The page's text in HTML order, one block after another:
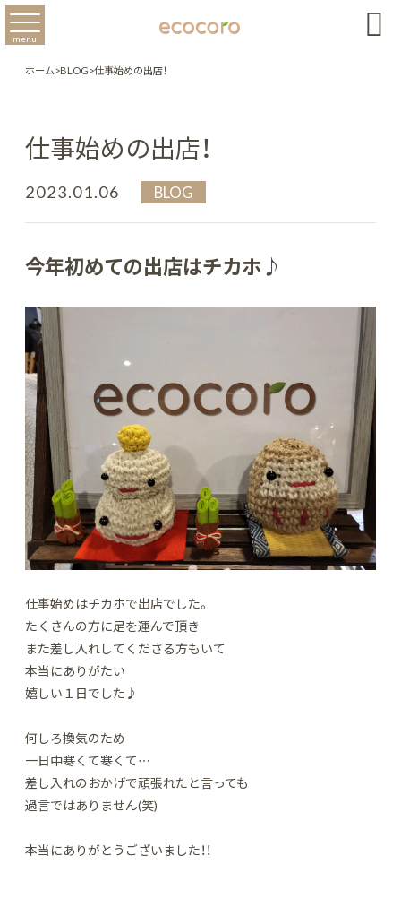
menu 
ホーム>BLOG>仕事始めの出店！
仕事始めの出店！
2023.01.06 BLOG
今年初めての出店はチカホ♪
仕事始めはチカホで出店でした。
たくさんの方に足を運んで頂き
また差し入れしてくださる方もいて
本当にありがたい
嬉しい１日でした♪
何しろ換気のため
一日中寒くて寒くて…
差し入れのおかげで頑張れたと言っても
過言ではありません(笑)
本当にありがとうございました！！